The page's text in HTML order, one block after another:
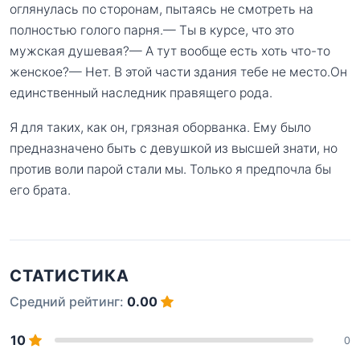
оглянулась по сторонам, пытаясь не смотреть на
полностью голого парня.— Ты в курсе, что это
мужская душевая?— А тут вообще есть хоть что-то
женское?— Нет. В этой части здания тебе не место.Он
единственный наследник правящего рода.
Я для таких, как он, грязная оборванка. Ему было
предназначено быть с девушкой из высшей знати, но
против воли парой стали мы. Только я предпочла бы
его брата.
СТАТИСТИКА
Средний рейтинг: 0.00
10 0